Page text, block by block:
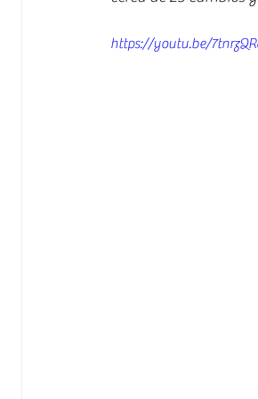
https://youtu.be/